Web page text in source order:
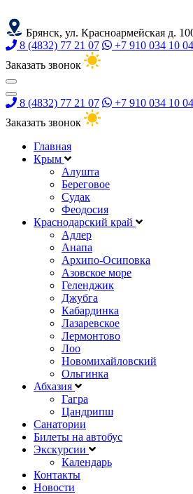
Брянск, ул. Красноармейская д.
8 (4832) 77 21 07
+7 910 034 10 04
Заказать звонок
8 (4832) 77 21 07
+7 910 034 10 04
Заказать звонок
Главная
Крым
Алушта
Береговое
Судак
Феодосия
Краснодарский край
Адлер
Анапа
Архипо-Осиповка
Азовское море
Геленджик
Джубга
Кабардинка
Лазаревское
Лермонтово
Лоо
Новомихайловский
Ольгинка
Абхазия
Гагра
Цандрипш
Санатории
Билеты на автобус
Экскурсии
Календарь
Контакты
Новости